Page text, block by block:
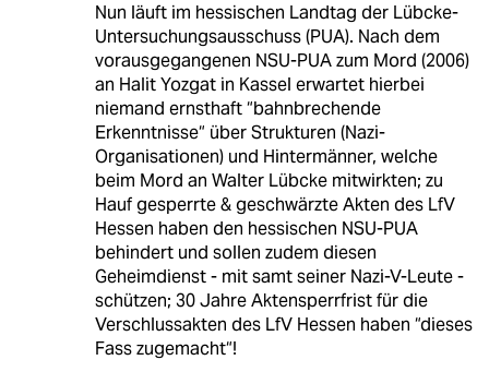
Nun läuft im hessischen Landtag der Lübcke-
Untersuchungsausschuss (PUA). Nach dem
vorausgegangenen NSU-PUA zum Mord (2006)
an Halit Yozgat in Kassel erwartet hierbei
niemand ernsthaft “bahnbrechende
Erkenntnisse“ über Strukturen (Nazi-
Organisationen) und Hintermänner, welche
beim Mord an Walter Lübcke mitwirkten; zu
Hauf gesperrte & geschwärzte Akten des LfV
Hessen haben den hessischen NSU-PUA
behindert und sollen zudem diesen
Geheimdienst - mit samt seiner Nazi-V-Leute -
schützen; 30 Jahre Aktensperrfrist für die
Verschlussakten des LfV Hessen haben “dieses
Fass zugemacht“!